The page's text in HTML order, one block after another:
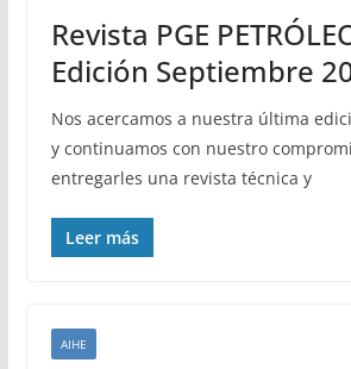
Revista PGE
Edición Septiembre
Nos acercamos a nuestra última
y continuamos con nuestro
entregarles una revista técnica y
Leer más
AIHE